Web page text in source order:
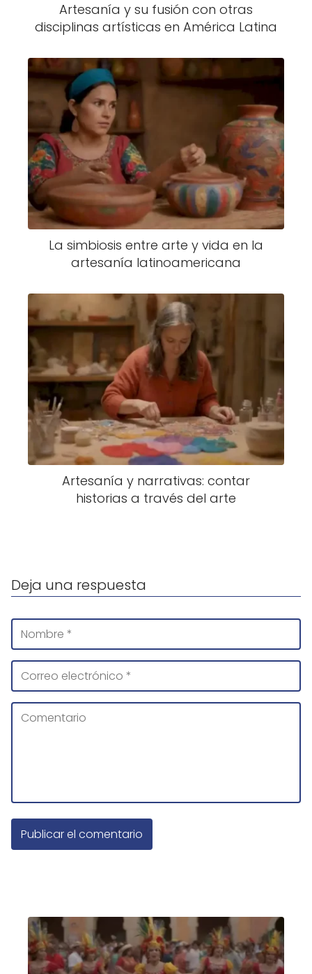
Artesanía y su fusión con otras
disciplinas artísticas en América Latina
La simbiosis entre arte y vida en la
artesanía latinoamericana
Artesanía y narrativas: contar
historias a través del arte
Deja una respuesta